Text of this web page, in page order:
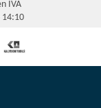
IVA
14:10